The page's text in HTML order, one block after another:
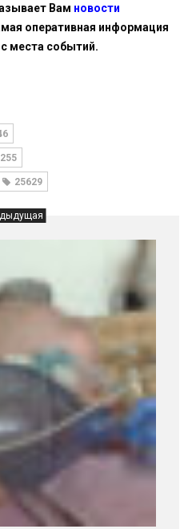
Вам новости
оперативная информация
места событий.
25629